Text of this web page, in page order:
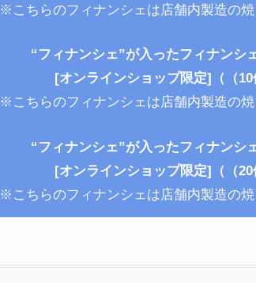
※こちらのフィナンシェは店舗内製造の
“フィナンシェ”が入ったフィナンシ
[オンラインショップ限定]（（10
※こちらのフィナンシェは店舗内製造の
“フィナンシェ”が入ったフィナンシ
[オンラインショップ限定]（（20
※こちらのフィナンシェは店舗内製造の